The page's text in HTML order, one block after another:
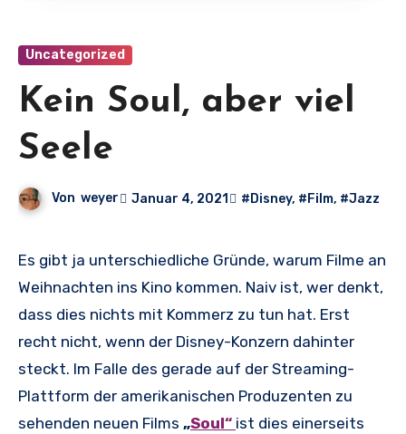
Uncategorized
Kein Soul, aber viel
Seele
Von weyer Januar 4, 2021 #Disney, #Film, #Jazz
Es gibt ja unterschiedliche Gründe, warum Filme an
Weihnachten ins Kino kommen. Naiv ist, wer denkt,
dass dies nichts mit Kommerz zu tun hat. Erst
recht nicht, wenn der Disney-Konzern dahinter
steckt. Im Falle des gerade auf der Streaming-
Plattform der amerikanischen Produzenten zu
sehenden neuen Films „Soul“ ist dies einerseits